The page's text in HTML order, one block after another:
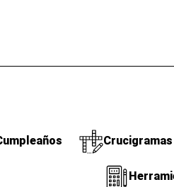
Crucigramas